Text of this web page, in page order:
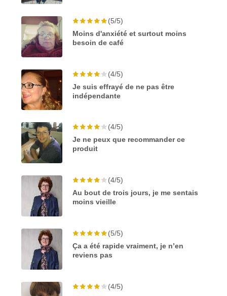
(5/5)
Moins d'anxiété et surtout moins
besoin de café
(4/5)
Je suis effrayé de ne pas être
indépendante
(4/5)
Je ne peux que recommander ce
produit
(4/5)
Au bout de trois jours, je me sentais
moins vieille
(5/5)
Ça a été rapide vraiment, je n’en
reviens pas
(4/5)